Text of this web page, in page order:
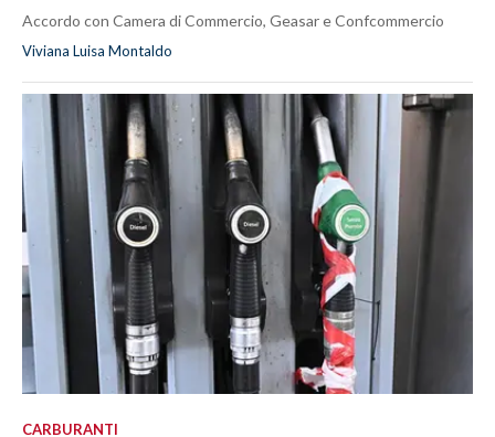
Accordo con Camera di Commercio, Geasar e Confcommercio
Viviana Luisa Montaldo
CARBURANTI